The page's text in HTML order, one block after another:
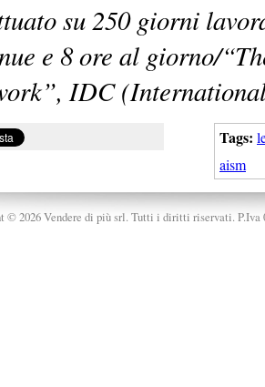
su 250 giorni
e 8 ore al giorno/
IDC
Tags:
aism
© 2026 Vendere di più srl. Tutti i diritti riservati. P.Iva